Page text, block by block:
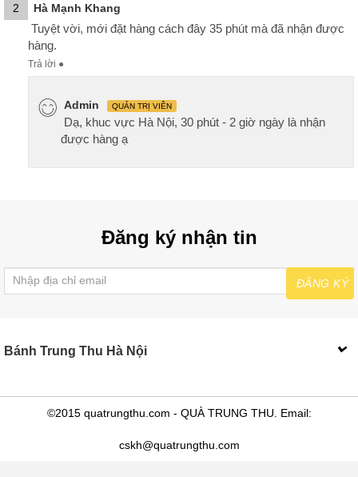
2 Hà Mạnh Khang
Tuyệt vời, mới đặt hàng cách đây 35 phút mà đã nhận được
hàng.
Trả lời ●
Admin QUẢN TRỊ VIÊN
Dạ, khuc vực Hà Nội, 30 phút - 2 giờ ngày là nhận
được hàng ạ
Đăng ký nhận tin
ĐĂNG KÝ
Bánh Trung Thu Hà Nội
©2015 quatrungthu.com - QUÀ TRUNG THU. Email:
cskh@quatrungthu.com